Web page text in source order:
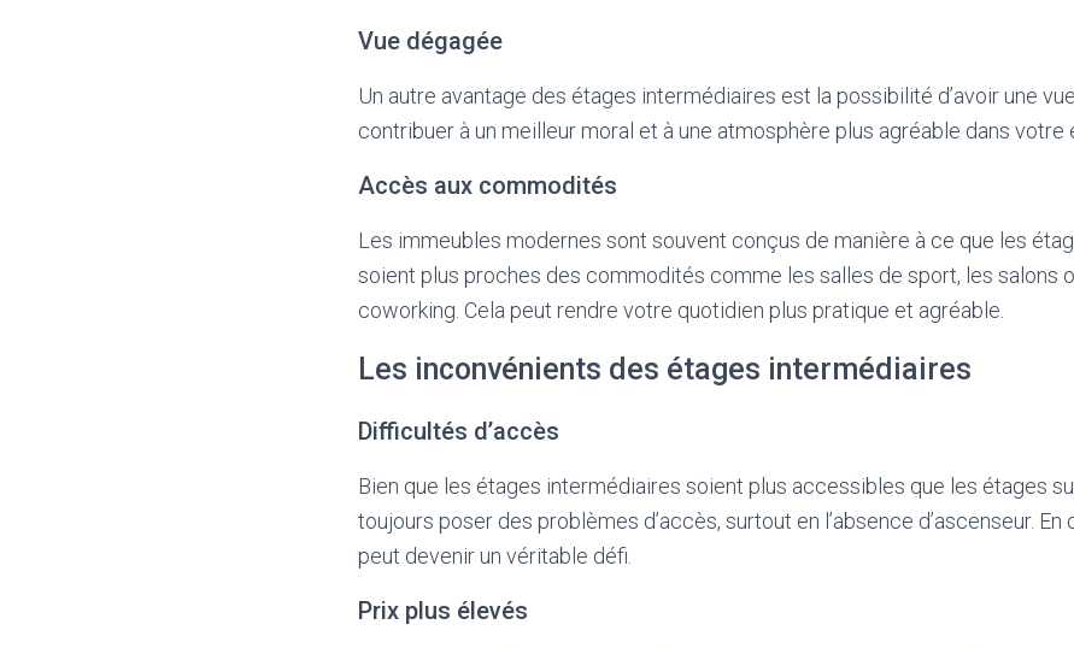
Vue dégagée
Un autre avantage des étages intermédiaires est la possibilité d’avoir une
contribuer à un meilleur moral et à une atmosphère plus agréable dans votre
Accès aux commodités
Les immeubles modernes sont souvent conçus de manière à ce que les
soient plus proches des commodités comme les salles de sport, les salons
coworking. Cela peut rendre votre quotidien plus pratique et agréable.
Les inconvénients des étages intermédiaires
Difficultés d’accès
Bien que les étages intermédiaires soient plus accessibles que les étages
toujours poser des problèmes d’accès, surtout en l’absence d’ascenseur. En
peut devenir un véritable défi.
Prix plus élevés